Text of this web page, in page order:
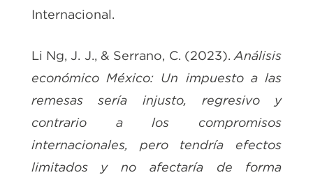
Internacional.
Li Ng, J. J., & Serrano, C. (2023).Análisis
económico México: Un impuesto a las
remesas sería injusto, regresivo y
contrario a los compromisos
internacionales, pero tendría efectos
limitados y no afectaría de forma